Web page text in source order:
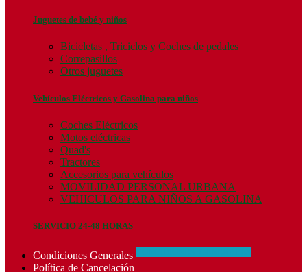
Juguetes de bebé y niños
Bicicletas , Triciclos y Coches de pedales
Correpasillos
Otros juguetes
Vehículos Eléctricos y Gasolina para niños
Coches Eléctricos
Motos eléctricas
Quad's
Tractores
Accesorios para vehículos
MOVILIDAD PERSONAL URBANA
VEHICULOS PARA NIÑOS A GASOLINA
SERVICIO 24-48 HORAS
Condiciones Generales
Política de Cancelación